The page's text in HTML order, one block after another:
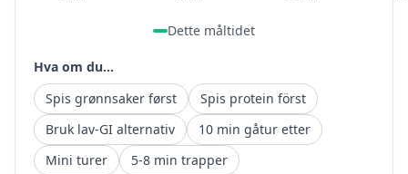
Dette måltidet
Hva om du...
Spis grønnsaker først
Spis protein först
Bruk lav-GI alternativ
10 min gåtur etter
Mini turer
5-8 min trapper